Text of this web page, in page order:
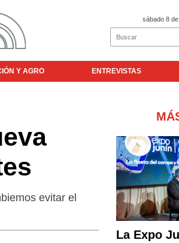
sábado 8
Y AGRO ENTREVISTAS
evitar el
La Expo